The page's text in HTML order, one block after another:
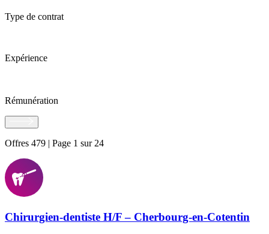
Type de contrat
Expérience
Rémunération
Offres 479 | Page 1 sur 24
Chirurgien-dentiste H/F – Cherbourg-en-Cotentin